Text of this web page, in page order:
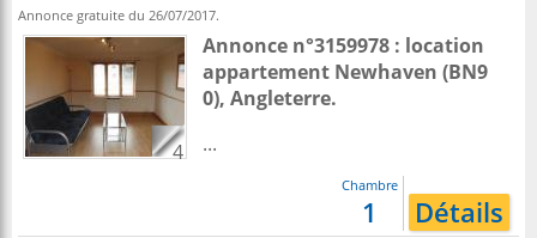
Annonce gratuite du 26/07/2017.
4
Annonce n°3159978 : location
appartement Newhaven (BN9
0), Angleterre.
...
Chambre
1 Détails